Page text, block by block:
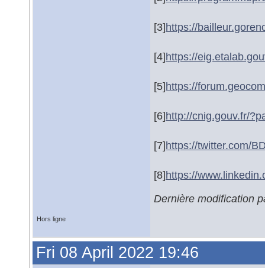
[3]https://
[4]https://
[5]https://
[6]http://cnig.gouv.fr/
[7]https://twitter.com/
[8]https://
Dernière modification
Hors ligne
Fri 08 April 2022 19:46